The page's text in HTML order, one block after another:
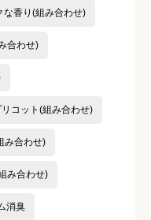
な香り(組み合わせ)
合わせ)
コット(組み合わせ)
み合わせ)
み合わせ)
消臭